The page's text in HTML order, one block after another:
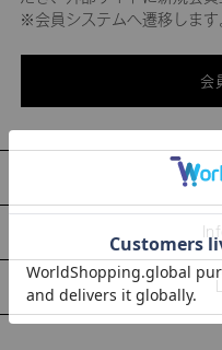
※会員システムへ遷移します
会